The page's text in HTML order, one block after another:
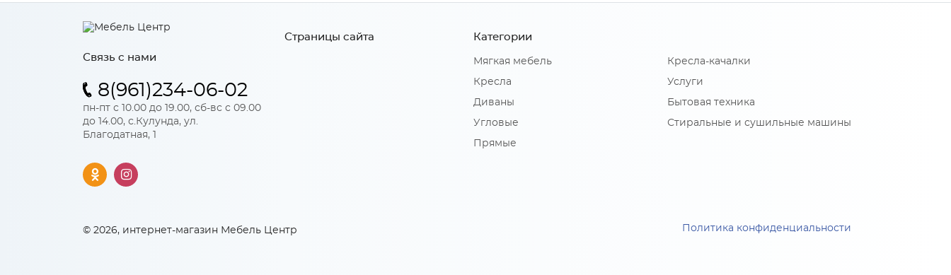
Связь с нами
8(961)234-06-02
пн-пт с 10.00 до 19.00, сб-вс с 09.00
до 14.00, с.Кулунда, ул.
Благодатная, 1
Страницы сайта Категории
Мягкая мебель
Кресла
Диваны
Угловые
Прямые
Кресла-качалки
Услуги
Бытовая техника
Стиральные и сушильные машины
© 2026, интернет-магазин Мебель Центр Политика конфиденциальности